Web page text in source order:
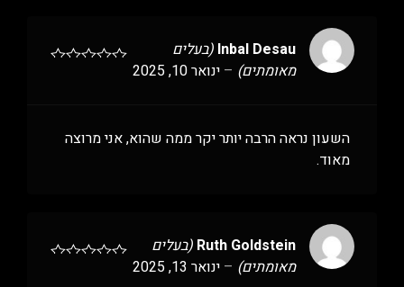
Inbal Desau (בעלים
מאומתים) – ינואר 10, 2025
השעון נראה הרבה יותר יקר ממה שהוא, אני מרוצה
מאוד.
Ruth Goldstein (בעלים
מאומתים) – ינואר 13, 2025